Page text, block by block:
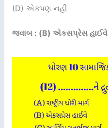
(D) એકપણ નહીં
જવાબ : (B) એકસપ્રેસ હાઈવે